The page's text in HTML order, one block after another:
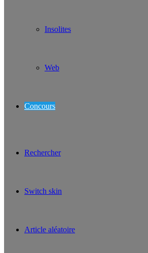
Insolites
Web
Concours
Rechercher
Switch skin
Article aléatoire